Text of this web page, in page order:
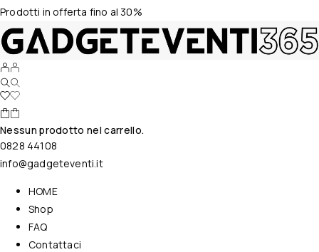
Prodotti in offerta fino al 30%
Nessun prodotto nel carrello.
0828 44108
info@gadgeteventi.it
HOME
Shop
FAQ
Contattaci